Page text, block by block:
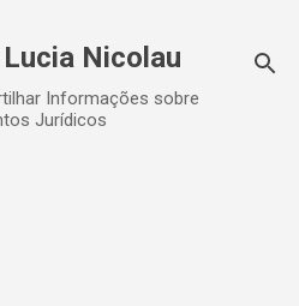
Nicolau
Informações sobre
Jurídicos